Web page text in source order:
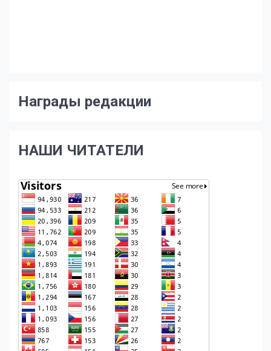
Награды редакции
НАШИ ЧИТАТЕЛИ